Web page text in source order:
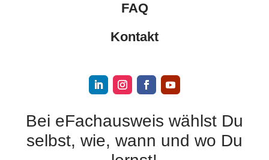
FAQ
Kontakt
Bei eFachausweis wählst Du
selbst, wie, wann und wo Du